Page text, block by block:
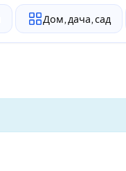
Дом, дача, сад